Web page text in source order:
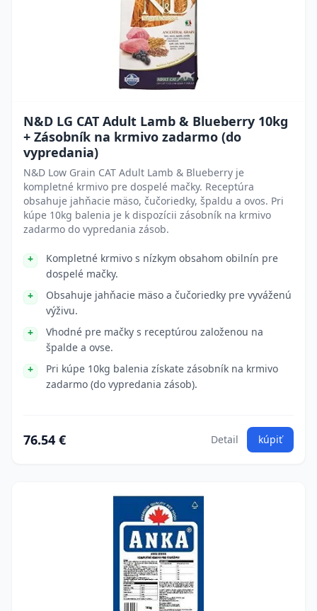
N&D LG CAT Adult Lamb & Blueberry 10kg
+ Zásobník na krmivo zadarmo (do
vypredania)
N&D Low Grain CAT Adult Lamb & Blueberry je
kompletné krmivo pre dospelé mačky. Receptúra
obsahuje jahňacie mäso, čučoriedky, špaldu a ovos. Pri
kúpe 10kg balenia je k dispozícii zásobník na krmivo
zadarmo do vypredania zásob.
Kompletné krmivo s nízkym obsahom obilnín pre
dospelé mačky.
Obsahuje jahňacie mäso a čučoriedky pre vyváženú
výživu.
Vhodné pre mačky s receptúrou založenou na
špalde a ovse.
Pri kúpe 10kg balenia získate zásobník na krmivo
zadarmo (do vypredania zásob).
76.54 € Detail kúpiť